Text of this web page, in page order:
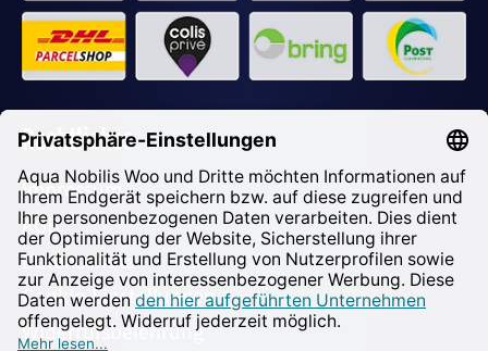
Rechtliches
Impressum
AGB
Datenschutz
Cookie-Einstellungen
Widerrufsbelehrung